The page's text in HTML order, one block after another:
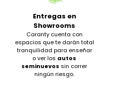
Entregas en
Showrooms
Caranty cuenta con
espacios que te darán total
tranquilidad para enseñar
o ver los autos
seminuevos sin correr
ningún riesgo.